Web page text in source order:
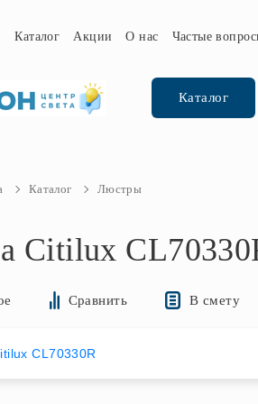
Каталог Акции О нас Частые
Каталог
Каталог Люстры
Citilux
Сравнить В смету